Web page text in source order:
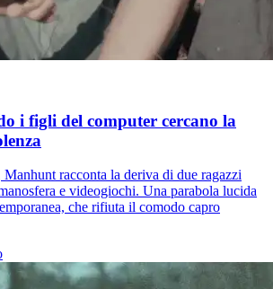
i figli del computer cercano la
Manhunt racconta la deriva di due ragazzi
e videogiochi. Una parabola lucida
che rifiuta il comodo capro